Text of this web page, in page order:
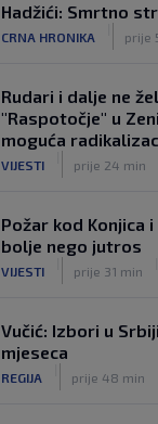
River Plate
Reprezentativac
Hadžići: Smrtno
CRNA HRONIKA prije
Rudari i dalje ne
"Raspotočje" u
moguća
VIJESTI prije 24 min
Požar kod Konjica
bolje nego jutros
VIJESTI prije 31 min
Vučić: Izbori u
mjeseca
REGIJA prije 48 min